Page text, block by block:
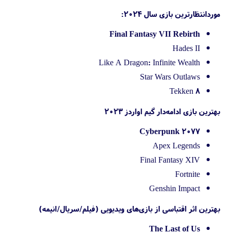
موردانتظار‌ترین بازی سال ۲۰۲۴:
Final Fantasy VII Rebirth
Hades II
Like A Dragon: Infinite Wealth
Star Wars Outlaws
Tekken 8
بهترین بازی ادامه‌دار گیم اواردز 2023
Cyberpunk 2077
Apex Legends
Final Fantasy XIV
Fortnite
Genshin Impact
بهترین اثر اقتباسی از بازی‌های ویدیویی (فیلم/سریال/انیمه)
The Last of Us